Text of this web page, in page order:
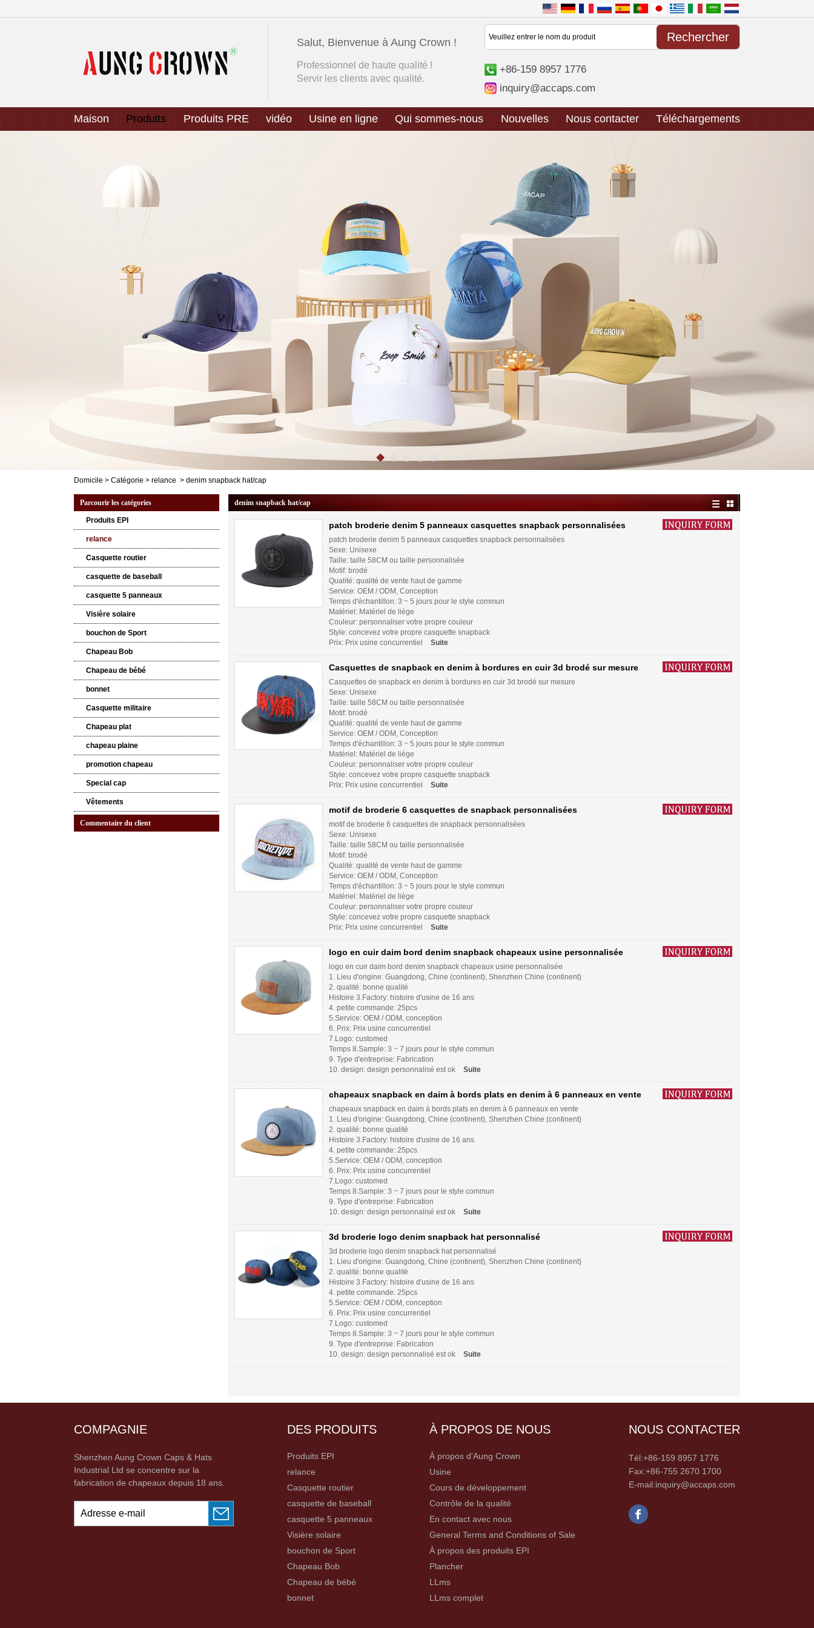
Salut, Bienvenue à Aung Crown !
Professionnel de haute qualité !
Servir les clients avec qualité.
+86-159 8957 1776
inquiry@accaps.com
Maison Produits Produits PRE vidéo Usine en ligne Qui sommes-nous Nouvelles Nous contacter Téléchargements
Domicile > Catégorie > relance > denim snapback hat/cap
Parcourir les catégories
Produits EPI
relance
Casquette routier
casquette de baseball
casquette 5 panneaux
Visière solaire
bouchon de Sport
Chapeau Bob
Chapeau de bébé
bonnet
Casquette militaire
Chapeau plat
chapeau plaine
promotion chapeau
Special cap
Vêtements
Commentaire du client
denim snapback hat/cap
patch broderie denim 5 panneaux casquettes snapback personnalisées
patch broderie denim 5 panneaux casquettes snapback personnalisées
Sexe: Unisexe
Taille: taille 58CM ou taille personnalisée
Motif: brodé
Qualité: qualité de vente haut de gamme
Service: OEM / ODM, Conception
Temps d'échantillon: 3 ~ 5 jours pour le style commun
Matériel: Matériel de liège
Couleur: personnaliser votre propre couleur
Style: concevez votre propre casquette snapback
Prix: Prix usine concurrentiel
Suite
Casquettes de snapback en denim à bordures en cuir 3d brodé sur mesure
Casquettes de snapback en denim à bordures en cuir 3d brodé sur mesure
Sexe: Unisexe
Taille: taille 58CM ou taille personnalisée
Motif: brodé
Qualité: qualité de vente haut de gamme
Service: OEM / ODM, Conception
Temps d'échantillon: 3 ~ 5 jours pour le style commun
Matériel: Matériel de liège
Couleur: personnaliser votre propre couleur
Style: concevez votre propre casquette snapback
Prix: Prix usine concurrentiel
Suite
motif de broderie 6 casquettes de snapback personnalisées
motif de broderie 6 casquettes de snapback personnalisées
Sexe: Unisexe
Taille: taille 58CM ou taille personnalisée
Motif: brodé
Qualité: qualité de vente haut de gamme
Service: OEM / ODM, Conception
Temps d'échantillon: 3 ~ 5 jours pour le style commun
Matériel: Matériel de liège
Couleur: personnaliser votre propre couleur
Style: concevez votre propre casquette snapback
Prix: Prix usine concurrentiel
Suite
logo en cuir daim bord denim snapback chapeaux usine personnalisée
logo en cuir daim bord denim snapback chapeaux usine personnalisée
1. Lieu d'origine: Guangdong, Chine (continent), Shenzhen Chine (continent)
2. qualité: bonne qualité
Histoire 3.Factory: histoire d'usine de 16 ans
4. petite commande: 25pcs
5.Service: OEM / ODM, conception
6. Prix: Prix usine concurrentiel
7.Logo: customed
Temps 8.Sample: 3 ~ 7 jours pour le style commun
9. Type d'entreprise: Fabrication
10. design: design personnalisé est ok
Suite
chapeaux snapback en daim à bords plats en denim à 6 panneaux en vente
chapeaux snapback en daim à bords plats en denim à 6 panneaux en vente
1. Lieu d'origine: Guangdong, Chine (continent), Shenzhen Chine (continent)
2. qualité: bonne qualité
Histoire 3.Factory: histoire d'usine de 16 ans
4. petite commande: 25pcs
5.Service: OEM / ODM, conception
6. Prix: Prix usine concurrentiel
7.Logo: customed
Temps 8.Sample: 3 ~ 7 jours pour le style commun
9. Type d'entreprise: Fabrication
10. design: design personnalisé est ok
Suite
3d broderie logo denim snapback hat personnalisé
3d broderie logo denim snapback hat personnalisé
1. Lieu d'origine: Guangdong, Chine (continent), Shenzhen Chine (continent)
2. qualité: bonne qualité
Histoire 3.Factory: histoire d'usine de 16 ans
4. petite commande: 25pcs
5.Service: OEM / ODM, conception
6. Prix: Prix usine concurrentiel
7.Logo: customed
Temps 8.Sample: 3 ~ 7 jours pour le style commun
9. Type d'entreprise: Fabrication
10. design: design personnalisé est ok
Suite
COMPAGNIE
Shenzhen Aung Crown Caps & Hats
Industrial Ltd se concentre sur la
fabrication de chapeaux depuis 18 ans.
DES PRODUITS
Produits EPI
relance
Casquette routier
casquette de baseball
casquette 5 panneaux
Visière solaire
bouchon de Sport
Chapeau Bob
Chapeau de bébé
bonnet
À PROPOS DE NOUS
À propos d'Aung Crown
Usine
Cours de développement
Contrôle de la qualité
En contact avec nous
General Terms and Conditions of Sale
À propos des produits EPI
Plancher
LLms
LLms complet
NOUS CONTACTER
Tél:+86-159 8957 1776
Fax:+86-755 2670 1700
E-mail:inquiry@accaps.com